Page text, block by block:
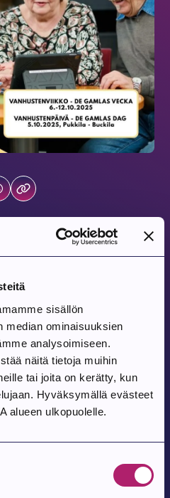
sisällön
median ominaisuuksien
analysoimiseen.
näitä tietoja muihin
tai joita on kerätty, kun
Hyväksymällä evästeet
alueen ulkopuolelle.
180
191, 39750 Kuivasjärvi